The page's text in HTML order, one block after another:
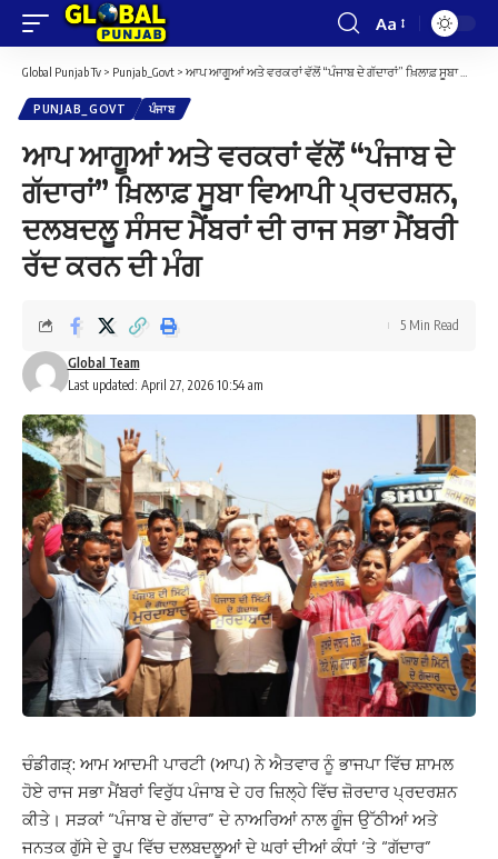
Font
Resizer
Aa
Global Punjab Tv > Punjab_Govt > ਆਪ ਆਗੂਆਂ ਅਤੇ ਵਰਕਰਾਂ ਵੱਲੋਂ “ਪੰਜਾਬ ਦੇ ਗੱਦਾਰਾਂ” ਖ਼ਿਲਾਫ਼ ਸੂਬਾ ਵਿਆਪੀ ਪ੍ਰਦਰਸ਼ਨ, ਦਲਬਦਲੂ ਸੰਸਦ ਮੈਂਬਰਾਂ ਦੀ ਰਾਜ ਸਭਾ ਮੈਂਬਰੀ ਰੱਦ ਕਰਨ ਦੀ ਮੰਗ
PUNJAB_GOVT ਪੰਜਾਬ
ਆਪ ਆਗੂਆਂ ਅਤੇ ਵਰਕਰਾਂ ਵੱਲੋਂ “ਪੰਜਾਬ ਦੇ
ਗੱਦਾਰਾਂ” ਖ਼ਿਲਾਫ਼ ਸੂਬਾ ਵਿਆਪੀ ਪ੍ਰਦਰਸ਼ਨ,
ਦਲਬਦਲੂ ਸੰਸਦ ਮੈਂਬਰਾਂ ਦੀ ਰਾਜ ਸਭਾ ਮੈਂਬਰੀ
ਰੱਦ ਕਰਨ ਦੀ ਮੰਗ
Last updated: April 27, 2026 10:54 am
Global Team
5 Min Read
ਚੰਡੀਗੜ੍: ਆਮ ਆਦਮੀ ਪਾਰਟੀ (ਆਪ) ਨੇ ਐਤਵਾਰ ਨੂੰ ਭਾਜਪਾ ਵਿੱਚ ਸ਼ਾਮਲ
ਹੋਏ ਰਾਜ ਸਭਾ ਮੈਂਬਰਾਂ ਵਿਰੁੱਧ ਪੰਜਾਬ ਦੇ ਹਰ ਜ਼ਿਲ੍ਹੇ ਵਿੱਚ ਜ਼ੋਰਦਾਰ ਪ੍ਰਦਰਸ਼ਨ
ਕੀਤੇ। ਸੜਕਾਂ “ਪੰਜਾਬ ਦੇ ਗੱਦਾਰ” ਦੇ ਨਾਅਰਿਆਂ ਨਾਲ ਗੂੰਜ ਉੱਠੀਆਂ ਅਤੇ
ਜਨਤਕ ਗੁੱਸੇ ਦੇ ਰੂਪ ਵਿੱਚ ਦਲਬਦਲੂਆਂ ਦੇ ਘਰਾਂ ਦੀਆਂ ਕੰਧਾਂ ‘ਤੇ “ਗੱਦਾਰ”